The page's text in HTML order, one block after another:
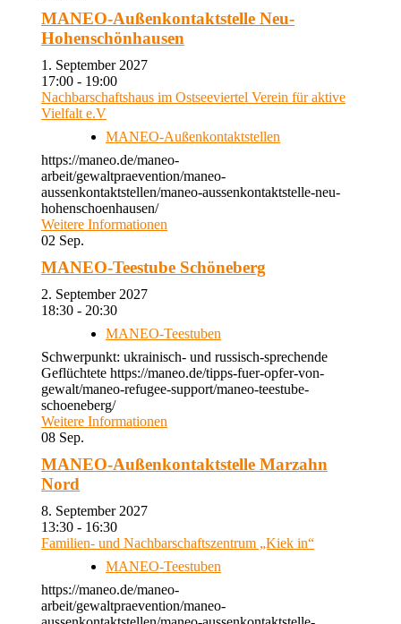
MANEO-Außenkontaktstelle Neu-
Hohenschönhausen
1. September 2027
17:00 - 19:00
Nachbarschaftshaus im Ostseeviertel Verein für aktive
Vielfalt e.V
MANEO-Außenkontaktstellen
https://maneo.de/maneo-
arbeit/gewaltpraevention/maneo-
aussenkontaktstellen/maneo-aussenkontaktstelle-neu-
hohenschoenhausen/
Weitere Informationen
02 Sep.
MANEO-Teestube Schöneberg
2. September 2027
18:30 - 20:30
MANEO-Teestuben
Schwerpunkt: ukrainisch- und russisch-sprechende
Geflüchtete https://maneo.de/tipps-fuer-opfer-von-
gewalt/maneo-refugee-support/maneo-teestube-
schoeneberg/
Weitere Informationen
08 Sep.
MANEO-Außenkontaktstelle Marzahn
Nord
8. September 2027
13:30 - 16:30
Familien- und Nachbarschaftszentrum „Kiek in“
MANEO-Teestuben
https://maneo.de/maneo-
arbeit/gewaltpraevention/maneo-